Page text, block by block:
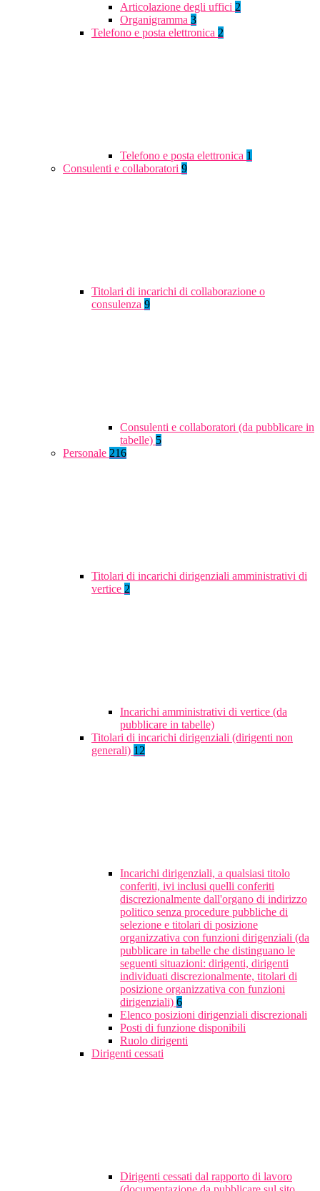
Articolazione degli uffici 2
Organigramma 3
Telefono e posta elettronica 2
Telefono e posta elettronica 1
Consulenti e collaboratori 9
Titolari di incarichi di collaborazione o
consulenza 9
Consulenti e collaboratori (da pubblicare in
tabelle) 5
Personale 216
Titolari di incarichi dirigenziali amministrativi di
vertice 2
Incarichi amministrativi di vertice (da
pubblicare in tabelle)
Titolari di incarichi dirigenziali (dirigenti non
generali) 12
Incarichi dirigenziali, a qualsiasi titolo
conferiti, ivi inclusi quelli conferiti
discrezionalmente dall'organo di indirizzo
politico senza procedure pubbliche di
selezione e titolari di posizione
organizzativa con funzioni dirigenziali (da
pubblicare in tabelle che distinguano le
seguenti situazioni: dirigenti, dirigenti
individuati discrezionalmente, titolari di
posizione organizzativa con funzioni
dirigenziali) 6
Elenco posizioni dirigenziali discrezionali
Posti di funzione disponibili
Ruolo dirigenti
Dirigenti cessati
Dirigenti cessati dal rapporto di lavoro